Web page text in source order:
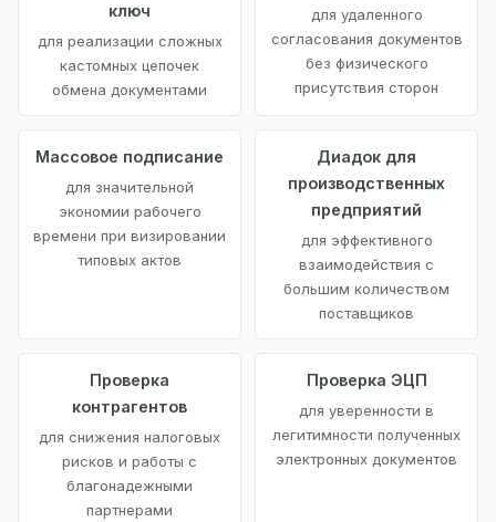
ключ
для реализации сложных
кастомных цепочек
обмена документами
для удаленного
согласования документов
без физического
присутствия сторон
Массовое подписание
для значительной
экономии рабочего
времени при визировании
типовых актов
Диадок для
производственных
предприятий
для эффективного
взаимодействия с
большим количеством
поставщиков
Проверка
контрагентов
для снижения налоговых
рисков и работы с
благонадежными
партнерами
Проверка ЭЦП
для уверенности в
легитимности полученных
электронных документов